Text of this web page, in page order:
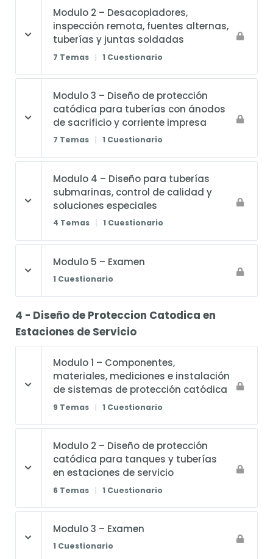
Modulo 2 – Desacopladores,
inspección remota, fuentes alternas,
tuberías y juntas soldadas
7 Temas | 1 Cuestionario
Modulo 3 – Diseño de protección
catódica para tuberías con ánodos
de sacrificio y corriente impresa
7 Temas | 1 Cuestionario
Modulo 4 – Diseño para tuberías
submarinas, control de calidad y
soluciones especiales
4 Temas | 1 Cuestionario
Modulo 5 – Examen
1 Cuestionario
4 - Diseño de Proteccion Catodica en
Estaciones de Servicio
Modulo 1 – Componentes,
materiales, mediciones e instalación
de sistemas de protección catódica
9 Temas | 1 Cuestionario
Modulo 2 – Diseño de protección
catódica para tanques y tuberías
en estaciones de servicio
6 Temas | 1 Cuestionario
Modulo 3 – Examen
1 Cuestionario